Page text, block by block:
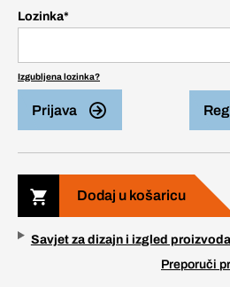
Lozinka*
Izgubljena lozinka?
Prijava
Dodaj u košaricu
Savjet za dizajn i izgled proizvoda
Preporuči